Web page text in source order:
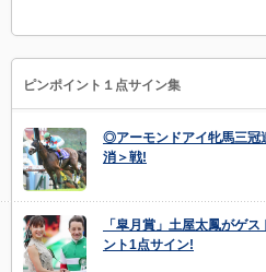
ピンポイント１点サイン集
◎アーモンドアイ牝馬三冠
消＞戦!
「皐月賞」土屋太鳳がゲ
ント1点サイン!